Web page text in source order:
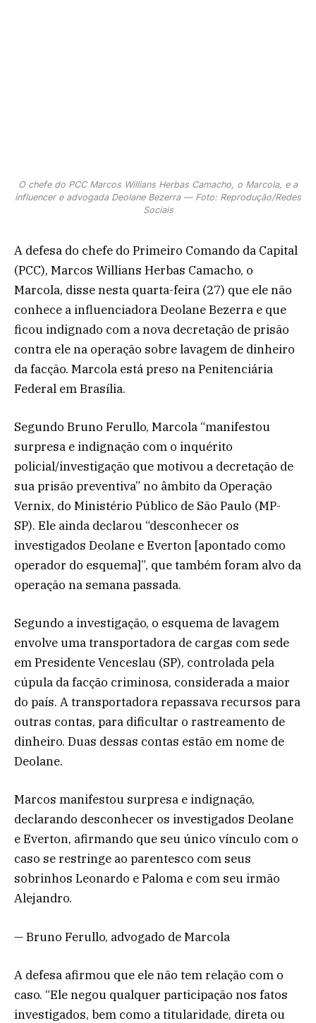
O chefe do PCC Marcos Willians Herbas Camacho, o Marcola, e a
influencer e advogada Deolane Bezerra — Foto: Reprodução/Redes
Sociais
A defesa do chefe do Primeiro Comando da Capital
(PCC), Marcos Willians Herbas Camacho, o
Marcola, disse nesta quarta-feira (27) que ele não
conhece a influenciadora Deolane Bezerra e que
ficou indignado com a nova decretação de prisão
contra ele na operação sobre lavagem de dinheiro
da facção. Marcola está preso na Penitenciária
Federal em Brasília.
Segundo Bruno Ferullo, Marcola “manifestou
surpresa e indignação com o inquérito
policial/investigação que motivou a decretação de
sua prisão preventiva” no âmbito da Operação
Vernix, do Ministério Público de São Paulo (MP-
SP). Ele ainda declarou “desconhecer os
investigados Deolane e Everton [apontado como
operador do esquema]”, que também foram alvo da
operação na semana passada.
Segundo a investigação, o esquema de lavagem
envolve uma transportadora de cargas com sede
em Presidente Venceslau (SP), controlada pela
cúpula da facção criminosa, considerada a maior
do país. A transportadora repassava recursos para
outras contas, para dificultar o rastreamento de
dinheiro. Duas dessas contas estão em nome de
Deolane.
Marcos manifestou surpresa e indignação,
declarando desconhecer os investigados Deolane
e Everton, afirmando que seu único vínculo com o
caso se restringe ao parentesco com seus
sobrinhos Leonardo e Paloma e com seu irmão
Alejandro.
— Bruno Ferullo, advogado de Marcola
A defesa afirmou que ele não tem relação com o
caso. “Ele negou qualquer participação nos fatos
investigados, bem como a titularidade, direta ou